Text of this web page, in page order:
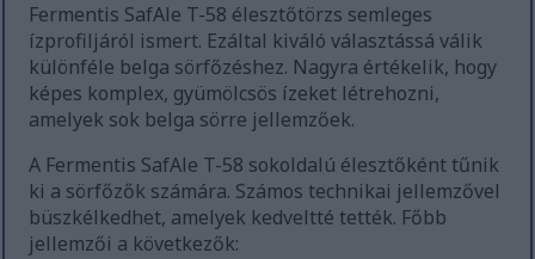
Fermentis SafAle T-58 élesztőtörzs semleges
ízprofiljáról ismert. Ezáltal kiváló választássá válik
különféle belga sörfőzéshez. Nagyra értékelik, hogy
képes komplex, gyümölcsös ízeket létrehozni,
amelyek sok belga sörre jellemzőek.
A Fermentis SafAle T-58 sokoldalú élesztőként tűnik
ki a sörfőzők számára. Számos technikai jellemzővel
büszkélkedhet, amelyek kedveltté tették. Főbb
jellemzői a következők: